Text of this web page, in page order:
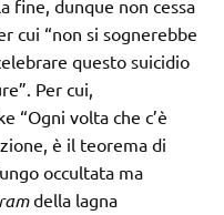
fine, dunque non cessa
cui “non si sognerebbe
questo suicidio
Per cui,
“Ogni volta che c’è
è il teorema di
occultata ma
della lagna